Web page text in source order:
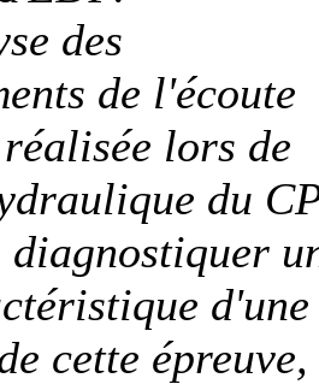
des
de l'écoute
lors de
du
d'une
cette